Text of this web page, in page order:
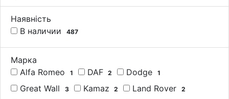
Наявність
В наличии
487
Марка
Alfa Romeo
1 DAF 2 Dodge 1
Great Wall 3 Kamaz 2 Land Rover 2